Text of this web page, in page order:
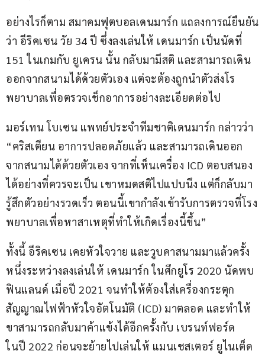
อย่างไรก็ตาม สมาคมฟุตบอลเดนมาร์ก แถลงการณ์ยืนยัน
ว่า อีริคเซน วัย 34 ปี ซึ่งลงเล่นให้ เดนมาร์ก เป็นนัดที่
151 ในเกมกับ ยูเครน นั้น กลับมามีสติ และสามารถเดิน
ออกจากสนามได้ด้วยตัวเอง แต่จะต้องถูกนำตัวส่งโร
พยาบาลเพื่อตรวจเช็กอาการอย่างละเอียดต่อไป
มอร์เทน โบเซน แพทย์ประจำทีมชาติเดนมาร์ก กล่าวว่า
“คริสเตียน อาการปลอดภัยแล้ว และสามารถเดินออก
จากสนามได้ด้วยตัวเอง จากที่เห็นเครื่อง ICD ตอบสนอง
ได้อย่างที่ควรจะเป็น เขาหมดสติไปแปบนึง แต่ก็กลับมา
รู้สึกตัวอย่างรวดเร็ว ตอนนี้เขากำลังเข้ารับการตรวจที่โรง
พยาบาลเพื่อหาสาเหตุที่ทำให้เกิดเรื่องนี้ขึ้น”
ทั้งนี้ อีริคเซน เคยหัวใจวาย และวูบคาสนามมาแล้วครั้ง
หนึ่งระหว่างลงเล่นให้ เดนมาร์ก ในศึกยูโร 2020 นัดพบ
ฟินแลนด์ เมื่อปี 2021 จนทำให้ต้องใส่เครื่องกระตุก
สัญญาณไฟฟ้าหัวใจอัตโนมัติ (ICD) มาตลอด และทำให้
ขาสามารถกลับมาค้าแข้งได้อีกครั้งกับ เบรนท์ฟอร์ด
ในปี 2022 ก่อนจะย้ายไปเล่นให้ แมนเชสเตอร์ ยูไนเต็ด